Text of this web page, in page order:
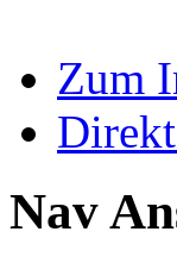
Zum
Nav